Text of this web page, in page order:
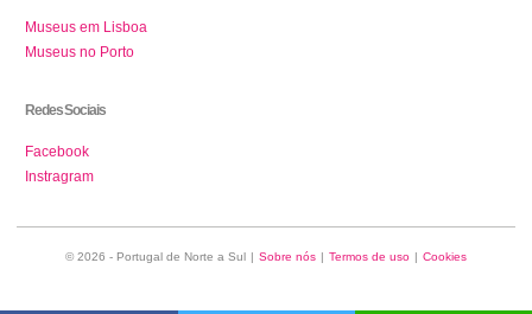
Museus em Lisboa
Museus no Porto
Redes Sociais
Facebook
Instragram
© 2026 - Portugal de Norte a Sul | Sobre nós | Termos de uso | Cookies